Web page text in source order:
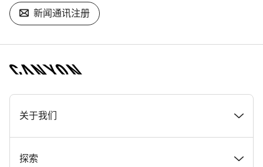
新闻通讯注册
[footer.linksList.title]
关于我们
奖项
探索